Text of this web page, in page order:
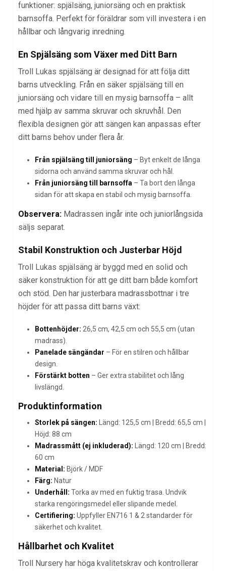
funktioner: spjälsäng, juniorsäng och en praktisk
barnsoffa. Perfekt för föräldrar som vill investera i en
hållbar och långvarig inredning.
En Spjälsäng som Växer med Ditt Barn
Troll Lukas spjälsäng är designad för att följa ditt
barns utveckling. Från en säker spjälsäng till en
juniorsäng och vidare till en mysig barnsoffa – allt
med hjälp av samma skruvar och skruvhål. Den
flexibla designen gör att sängen kan anpassas efter
ditt barns behov under flera år.
Från spjälsäng till juniorsäng – Byt enkelt de långa
sidorna och använd samma skruvar och hål.
Från juniorsäng till barnsoffa– Ta bort den långa
sidan för att skapa en stabil och mysig barnsoffa.
Observera: Madrassen ingår inte och juniorlångsida
säljs separat.
Stabil Konstruktion och Justerbar Höjd
Troll Lukas spjälsäng är byggd med en solid och
säker konstruktion för att ge ditt barn både komfort
och stöd. Den har justerbara madrassbottnar i tre
höjder för att passa ditt barns växt:
Bottenhöjder: 26,5 cm, 42,5 cm och 55,5 cm (utan
madrass).
Panelade sängändar – För en stilren och hållbar
design.
Förstärkt botten – Ger extra stabilitet och lång
livslängd.
Produktinformation
Storlek på sängen: Längd: 125,5 cm | Bredd: 65,5 cm |
Höjd: 88 cm
Madrassmått (ej inkluderad): Längd: 120 cm | Bredd:
60 cm
Material: Björk / MDF
Färg: Natur
Underhåll: Torka av med en fuktig trasa. Undvik
starka rengöringsmedel eller slipande medel.
Certifiering: Uppfyller EN716 1 & 2 standarder för
säkerhet och kvalitet.
Hållbarhet och Kvalitet
Troll Nursery har höga kvalitetskrav och kontrollerar